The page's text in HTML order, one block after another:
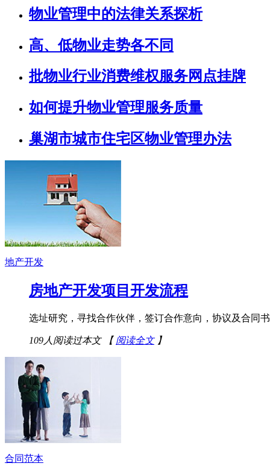
物业管理中的法律关系探析
高、低物业走势各不同
批物业行业消费维权服务网点挂牌
如何提升物业管理服务质量
巢湖市城市住宅区物业管理办法
地产开发
房地产开发项目开发流程
选址研究，寻找合作伙伴，签订合作意向，协议及合同
109人阅读过本文 【 阅读全文】
合同范本